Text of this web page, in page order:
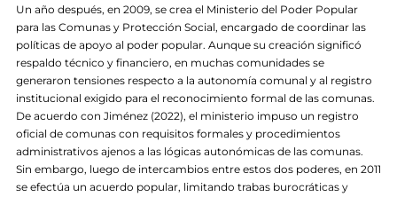
Un año después, en 2009, se crea el Ministerio del Poder Popular
para las Comunas y Protección Social, encargado de coordinar las
políticas de apoyo al poder popular. Aunque su creación significó
respaldo técnico y financiero, en muchas comunidades se
generaron tensiones respecto a la autonomía comunal y al registro
institucional exigido para el reconocimiento formal de las comunas.
De acuerdo con Jiménez (2022), el ministerio impuso un registro
oficial de comunas con requisitos formales y procedimientos
administrativos ajenos a las lógicas autonómicas de las comunas.
Sin embargo, luego de intercambios entre estos dos poderes, en 2011
se efectúa un acuerdo popular, limitando trabas burocráticas y